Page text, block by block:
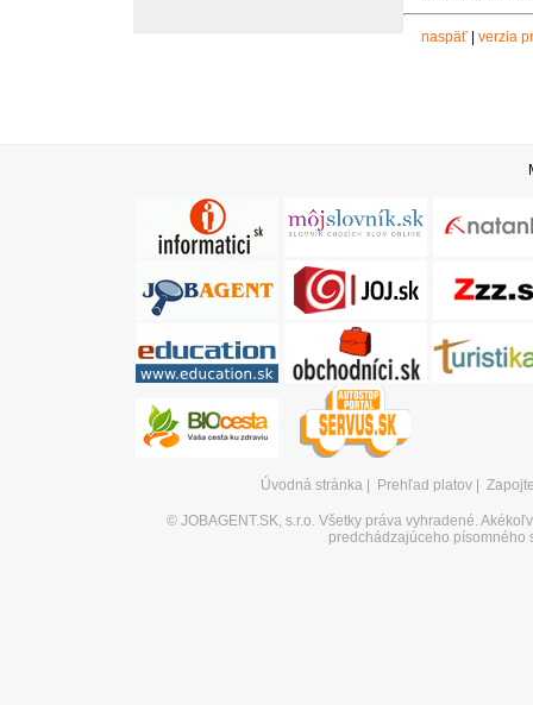
naspäť| verzia
Úvodná stránka Prehľad platov
© JOBAGENT.SK, s.r.o. Všetky práva vyhradené.
predchádzajúceho písomného